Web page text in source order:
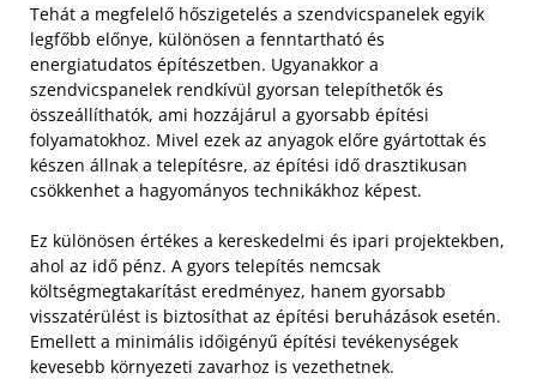
Tehát a megfelelő hőszigetelés a szendvicspanelek egyik
legfőbb előnye, különösen a fenntartható és
energiatudatos építészetben. Ugyanakkor a
szendvicspanelek rendkívül gyorsan telepíthetők és
összeállíthatók, ami hozzájárul a gyorsabb építési
folyamatokhoz. Mivel ezek az anyagok előre gyártottak és
készen állnak a telepítésre, az építési idő drasztikusan
csökkenhet a hagyományos technikákhoz képest.
Ez különösen értékes a kereskedelmi és ipari projektekben,
ahol az idő pénz. A gyors telepítés nemcsak
költségmegtakarítást eredményez, hanem gyorsabb
visszatérülést is biztosíthat az építési beruházások esetén.
Emellett a minimális időigényű építési tevékenységek
kevesebb környezeti zavarhoz is vezethetnek.